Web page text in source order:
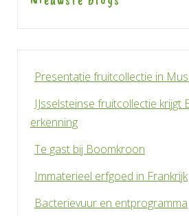
Presentatie fruitcollectie in
IJsselsteinse fruitcollectie krijgt
erkenning
Te gast bij Boomkroon
Immaterieel erfgoed in Frankrijk
Bacterievuur en entprogramma